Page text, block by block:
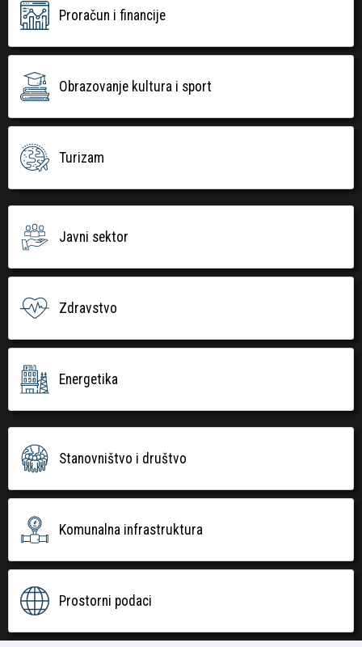
Proračun i financije
Obrazovanje kultura i sport
Turizam
Javni sektor
Zdravstvo
Energetika
Stanovništvo i društvo
Komunalna infrastruktura
Prostorni podaci